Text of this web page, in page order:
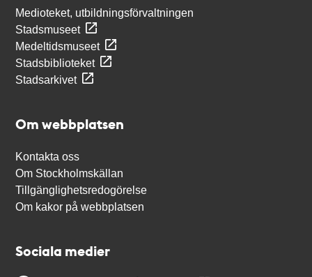
Medioteket, utbildningsförvaltningen
Stadsmuseet
Medeltidsmuseet
Stadsbiblioteket
Stadsarkivet
Om webbplatsen
Kontakta oss
Om Stockholmskällan
Tillgänglighetsredogörelse
Om kakor på webbplatsen
Sociala medier